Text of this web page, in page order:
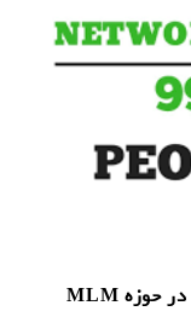
ضرردهی بیش از 99 درصدی افرادی که در حوزه MLM